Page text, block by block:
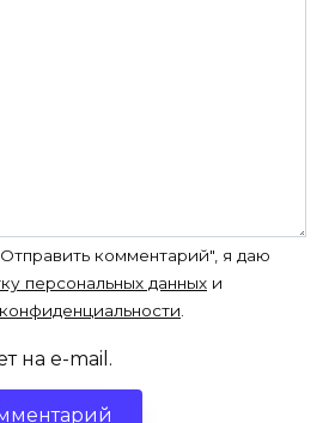
комментарий", я даю
персональных данных и
на e-mail.